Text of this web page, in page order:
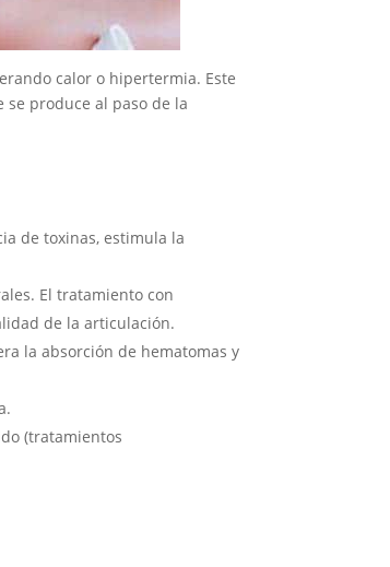
calor o hipertermia. Este
produce al paso de la
de toxinas, estimula la
El tratamiento con
de la articulación.
la absorción de hematomas y
(tratamientos